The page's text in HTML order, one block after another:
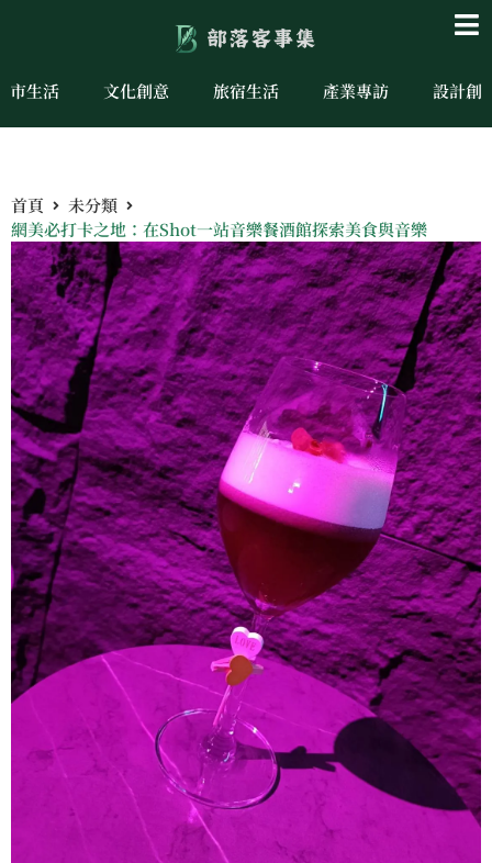
市生活 文化創意 旅宿生活 產業專訪 設計創
首頁
未分類
網美必打卡之地：在Shot一站音樂餐酒館探索美食與音樂